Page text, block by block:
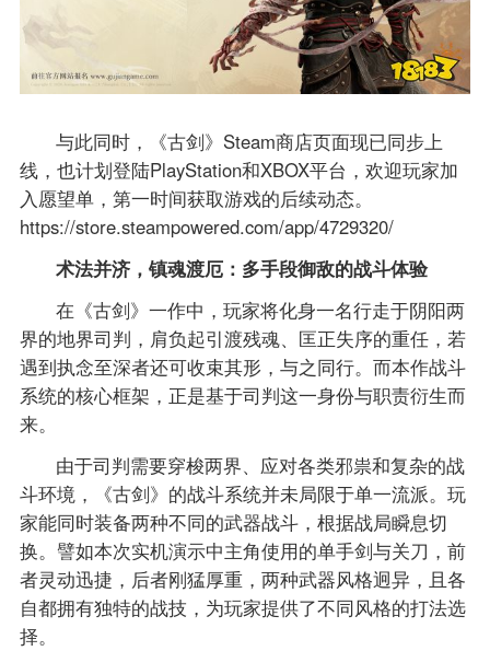
与此同时，《古剑》Steam商店页面现已同步上
线，也计划登陆PlayStation和XBOX平台，欢迎玩家加
入愿望单，第一时间获取游戏的后续动态。
https://store.steampowered.com/app/4729320/
术法并济，镇魂渡厄：多手段御敌的战斗体验
在《古剑》一作中，玩家将化身一名行走于阴阳两
界的地界司判，肩负起引渡残魂、匡正失序的重任，若
遇到执念至深者还可收束其形，与之同行。而本作战斗
系统的核心框架，正是基于司判这一身份与职责衍生而
来。
由于司判需要穿梭两界、应对各类邪祟和复杂的战
斗环境，《古剑》的战斗系统并未局限于单一流派。玩
家能同时装备两种不同的武器战斗，根据战局瞬息切
换。譬如本次实机演示中主角使用的单手剑与关刀，前
者灵动迅捷，后者刚猛厚重，两种武器风格迥异，且各
自都拥有独特的战技，为玩家提供了不同风格的打法选
择。